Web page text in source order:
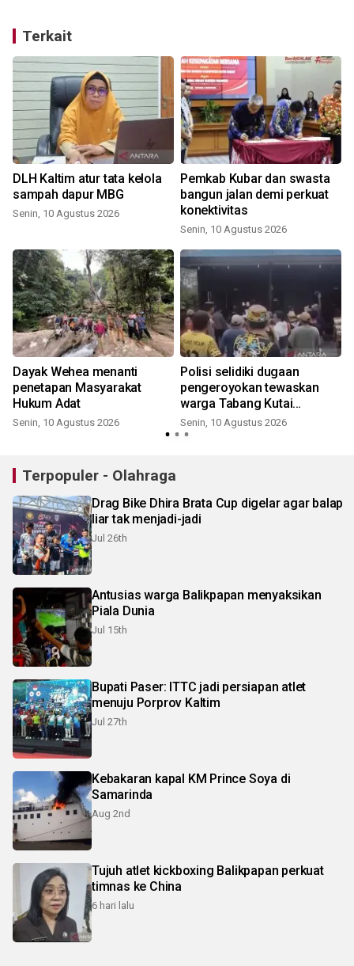
Terkait
DLH Kaltim atur tata kelola
sampah dapur MBG
Senin, 10 Agustus 2026
Pemkab Kubar dan swasta
bangun jalan demi perkuat
konektivitas
Senin, 10 Agustus 2026
Dayak Wehea menanti
penetapan Masyarakat
Hukum Adat
Senin, 10 Agustus 2026
Polisi selidiki dugaan
pengeroyokan tewaskan
warga Tabang Kutai
Kartanegara
Senin, 10 Agustus 2026
Terpopuler - Olahraga
Drag Bike Dhira Brata Cup digelar agar balap
liar tak menjadi-jadi
Jul 26th
Antusias warga Balikpapan menyaksikan
Piala Dunia
Jul 15th
Bupati Paser: ITTC jadi persiapan atlet
menuju Porprov Kaltim
Jul 27th
Kebakaran kapal KM Prince Soya di
Samarinda
Aug 2nd
Tujuh atlet kickboxing Balikpapan perkuat
timnas ke China
6 hari lalu